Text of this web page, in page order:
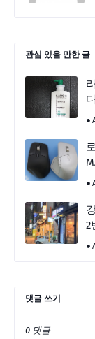
관심 있을 만한 글
2
댓글 쓰기
0 댓글